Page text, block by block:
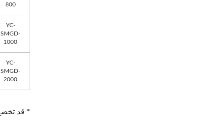
800
YC-
SMGD-
1000
YC-
SMGD-
2000
* قد